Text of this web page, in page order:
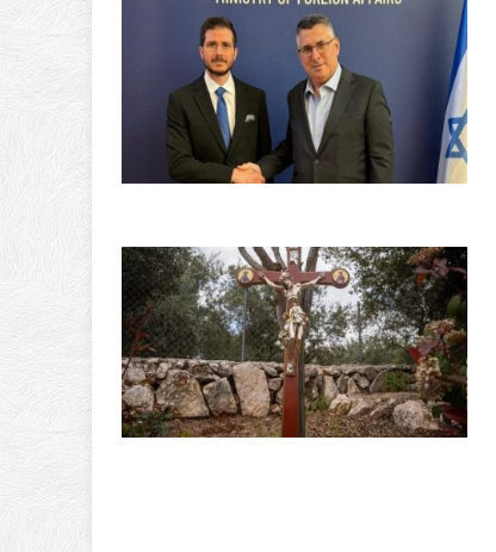
ЛЕНТА НОВОСТЕЙ
ЛЕНТА НОВОСТЕЙ